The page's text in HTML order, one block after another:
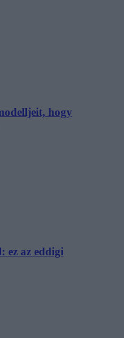
hogy
ez az eddigi